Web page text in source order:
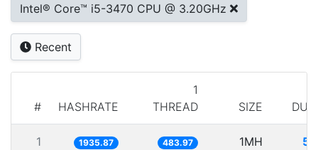
Intel® Core™ i5-3470 CPU @ 3.20GHz
Recent
# HASHRATE
1
THREAD
SIZE
1 1935.87 483.97 1MH